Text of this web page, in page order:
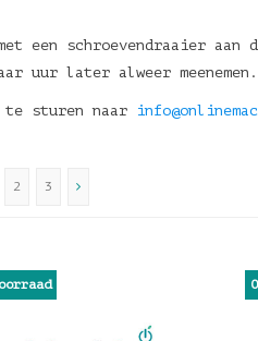
schroevendraaier aan
uur later alweer meenemen.
te sturen naar
2 3